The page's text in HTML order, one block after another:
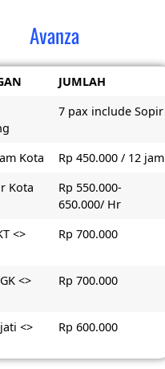
Avanza
JUMLAH
7 pax include Sopir
Kota
Rp 450.000 / 12 jam
Kota
Rp 550.000-
650.000/ Hr
<>
Rp 700.000
<>
Rp 700.000
<>
Rp 600.000